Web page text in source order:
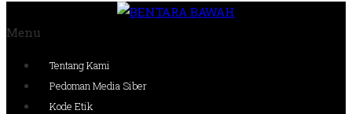
Menu
Tentang Kami
Pedoman Media Siber
Kode Etik